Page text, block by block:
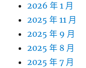
2026 年 1 月
2025 年 11 月
2025 年 9 月
2025 年 8 月
2025 年 7 月